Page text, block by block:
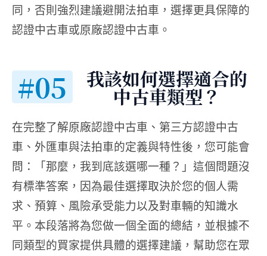
同，否則強烈建議避開法拍車，選擇更具保障的
認證中古車或原廠認證中古車。
#05 我該如何選擇適合的
中古車類型？
在完整了解原廠認證中古車、第三方認證中古
車、外匯車與法拍車的定義與特性後，您可能會
問：「那麼，我到底該選哪一種？」這個問題沒
有標準答案，因為最佳選擇取決於您的個人需
求、預算、風險承受能力以及對車輛的知識水
平。本段落將為您做一個全面的總結，並根據不
同類型的買家提供具體的選擇建議，幫助您在眾